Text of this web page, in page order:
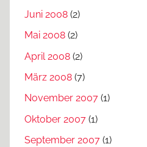
Juni 2008 (2)
Mai 2008 (2)
April 2008 (2)
März 2008 (7)
November 2007 (1)
Oktober 2007 (1)
September 2007 (1)